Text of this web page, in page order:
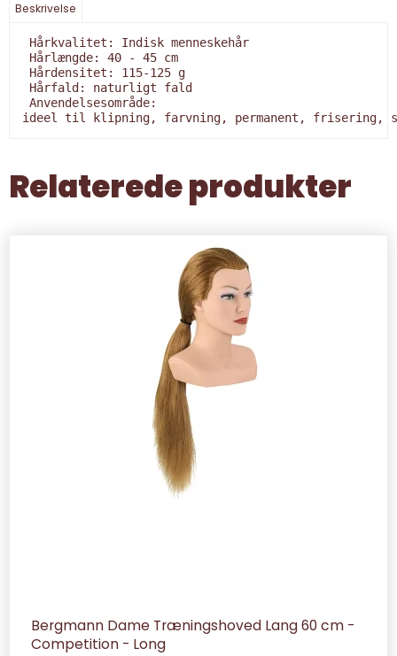
Beskrivelse
Hårkvalitet: Indisk menneskehår
Hårlængde: 40 - 45 cm
Hårdensitet: 115-125 g
Hårfald: naturligt fald
Anvendelsesområde:
ideel til klipning, farvning, permanent, frisering,
Relaterede produkter
Bergmann Dame Træningshoved Lang 60 cm -
Competition - Long